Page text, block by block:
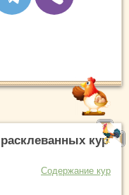
кур
Содержание кур